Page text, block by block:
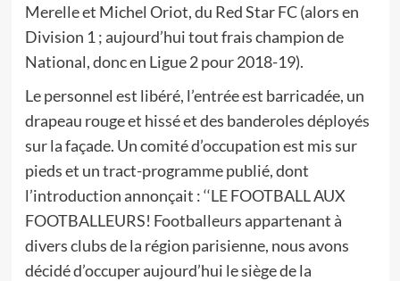
Merelle et Michel Oriot, du Red Star FC (alors en
Division 1 ; aujourd’hui tout frais champion de
National, donc en Ligue 2 pour 2018-19).
Le personnel est libéré, l’entrée est barricadée, un
drapeau rouge et hissé et des banderoles déployés
sur la façade. Un comité d’occupation est mis sur
pieds et un tract-programme publié, dont
l’introduction annonçait : ‘‘LE FOOTBALL AUX
FOOTBALLEURS! Footballeurs appartenant à
divers clubs de la région parisienne, nous avons
décidé d’occuper aujourd’hui le siège de la